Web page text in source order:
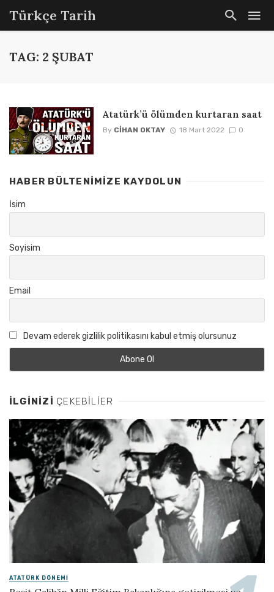
Türkçe Tarih
TAG: 2 ŞUBAT
Atatürk’ü ölümden kurtaran saat
By CIHAN OKTAY 18 Mart 2022 0
HABER BÜLTENIMIZE KAYDOLUN
İsim
Soyisim
Email
Devam ederek gizlilik politikasını kabul etmiş olursunuz
İLGINIZI ÇEKEBILIER
ATATÜRK DÖNEMI